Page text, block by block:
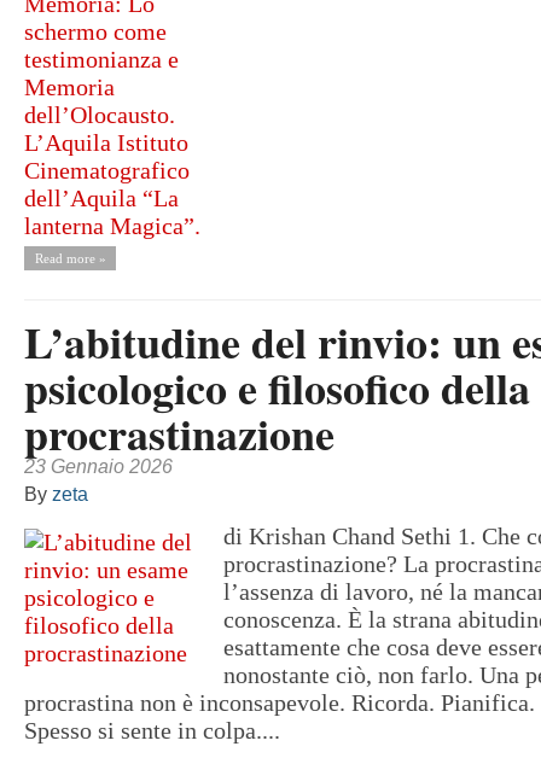
Read more »
L’abitudine del rinvio: un
psicologico e filosofico della
procrastinazione
23 Gennaio 2026
By zeta
di Krishan Chand Sethi 1. Che
procrastinazione? La
l’assenza di lavoro, né la
conoscenza. È la strana
esattamente che cosa deve
nonostante ciò, non farlo. Una
procrastina non è inconsapevole. Ricorda. Pianifica.
Spesso si sente in colpa....